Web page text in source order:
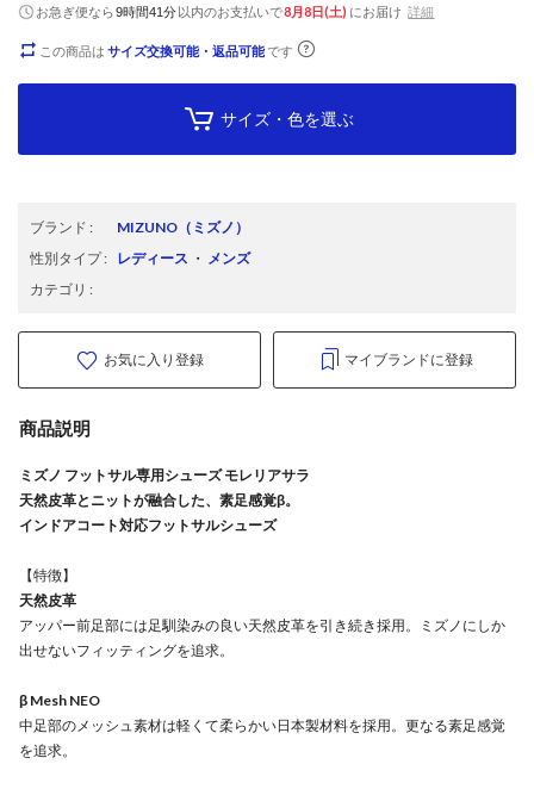
お急ぎ便なら9時間41分以内のお支払いで8月8日(土) にお届け 詳細
この商品は サイズ交換可能・返品可能です
サイズ・色を選ぶ
ブランド : MIZUNO （ミズノ）
性別タイプ: レディース ・
メンズ
カテゴリ :
お気に入り登録 マイブランドに登録
商品説明
ミズノ フットサル専用シューズ モレリアサラ
天然皮革とニットが融合した、素足感覚β。
インドアコート対応フットサルシューズ
【特徴】
天然皮革
アッパー前足部には足馴染みの良い天然皮革を引き続き採用。ミズノにしか
出せないフィッティングを追求。
β Mesh NEO
中足部のメッシュ素材は軽くて柔らかい日本製材料を採用。更なる素足感覚
を追求。